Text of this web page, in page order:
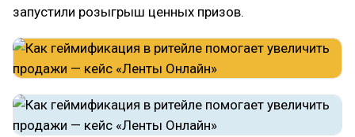
запустили розыгрыш ценных призов.